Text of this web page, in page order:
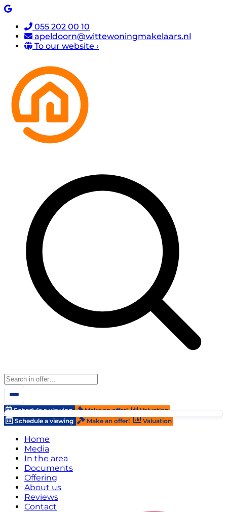
055 202 00 10
apeldoorn@wittewoningmakelaars.nl
To our website ›
Schedule a viewing Make an offer!
Valuation
Schedule a viewing
Make an offer! Valuation
Home
Media
In the area
Documents
Offering
About us
Reviews
Contact